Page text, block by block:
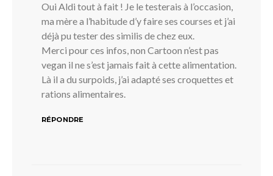
Oui Aldi tout à fait ! Je le testerais à l’occasion,
ma mère a l’habitude d’y faire ses courses et j’ai
déjà pu tester des similis de chez eux.
Merci pour ces infos, non Cartoon n’est pas
vegan il ne s’est jamais fait à cette alimentation.
Là il a du surpoids, j’ai adapté ses croquettes et
rations alimentaires.
RÉPONDRE